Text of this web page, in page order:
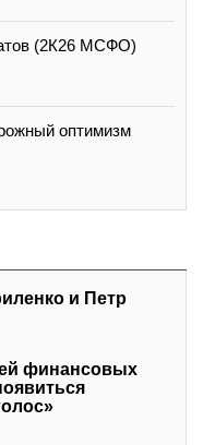
(2К26 МСФО)
оптимизм
и Петр
финансовых